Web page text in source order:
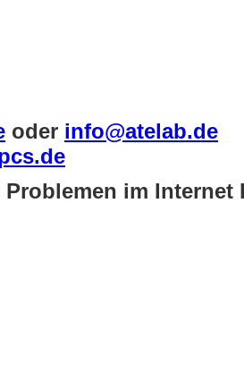
oder info@atelab.de
im Internet